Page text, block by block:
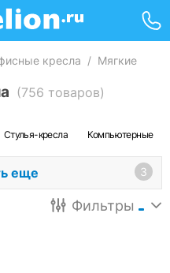
кресла / Мягкие
(756 товаров)
Стулья-кресла Компьютерные
еще 3
Фильтры